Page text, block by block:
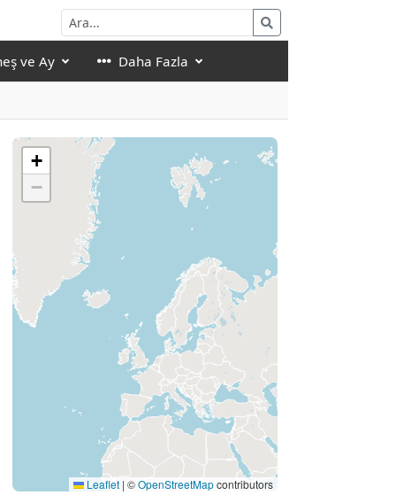
ve Ay Daha Fazla
+
−
Leaflet | ©OpenStreetMapcontributors